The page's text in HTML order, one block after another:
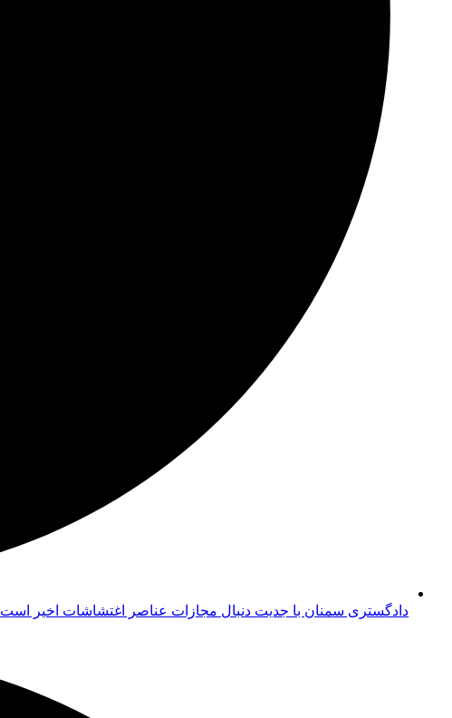
دادگستری سمنان با جدیت دنبال مجازات عناصر اغتشاشات اخیر است